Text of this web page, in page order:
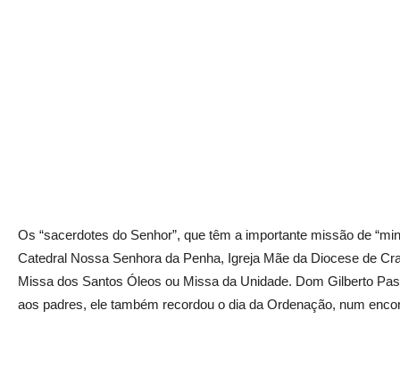
Os “sacerdotes do Senhor”, que têm a importante missão de
Catedral Nossa Senhora da Penha, Igreja Mãe da Diocese de
Missa dos Santos Óleos ou Missa da Unidade. Dom Gilberto
aos padres, ele também recordou o dia da Ordenação, num